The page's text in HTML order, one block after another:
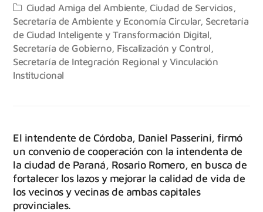
Ciudad Amiga del Ambiente,Ciudad de Servicios
Secretaría de Ambiente y Economía Circular, Secretaría
de Ciudad Inteligente y Transformación Digital
Secretaría de Gobierno, Fiscalización y Control
Secretaría de Integración Regional y Vinculación
Institucional
El intendente de Córdoba, Daniel Passerini, firmó
un convenio de cooperación con la intendenta de
la ciudad de Paraná, Rosario Romero, en busca de
fortalecer los lazos y mejorar la calidad de vida de
los vecinos y vecinas de ambas capitales
provinciales.